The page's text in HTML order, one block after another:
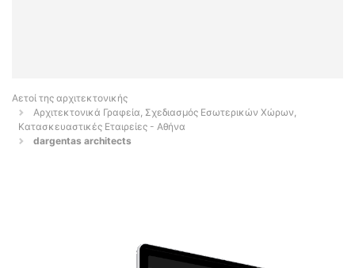
Αετοί της αρχιτεκτονικής
Αρχιτεκτονικά Γραφεία, Σχεδιασμός Εσωτερικών Χώρων,
Κατασκευαστικές Εταιρείες - Αθήνα
dargentas architects